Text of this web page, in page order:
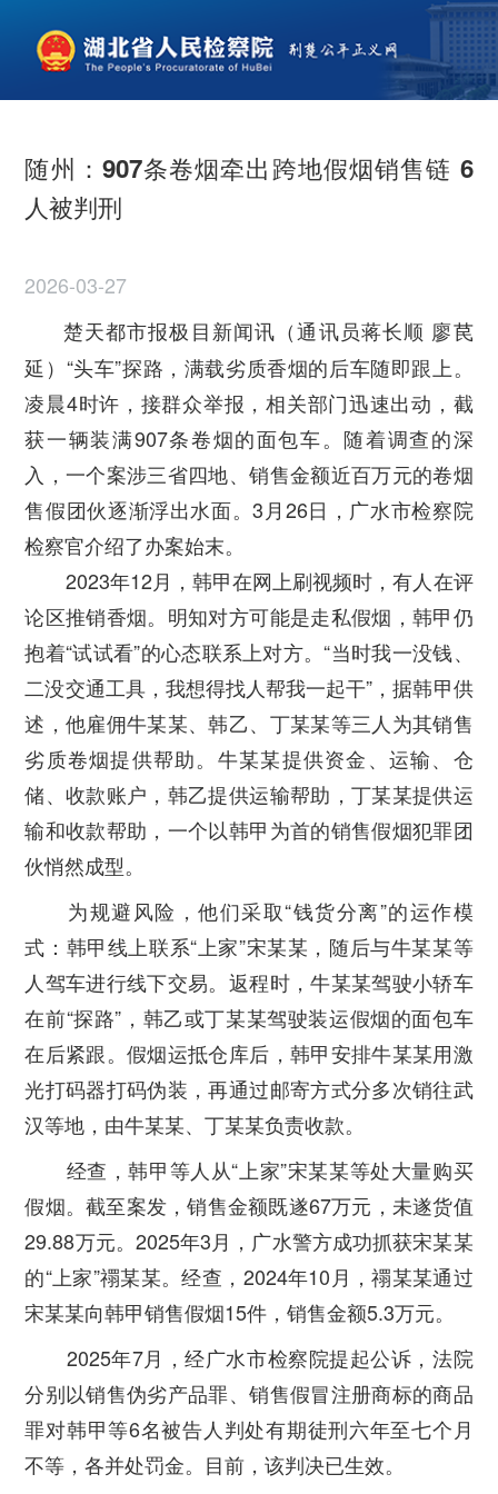
随州：907条卷烟牵出跨地假烟销售链 6
人被判刑
2026-03-27
楚天都市报极目新闻讯（通讯员蒋长顺 廖苠
延）“头车”探路，满载劣质香烟的后车随即跟上。
凌晨4时许，接群众举报，相关部门迅速出动，截
获一辆装满907条卷烟的面包车。随着调查的深
入，一个案涉三省四地、销售金额近百万元的卷烟
售假团伙逐渐浮出水面。3月26日，广水市检察院
检察官介绍了办案始末。
2023年12月，韩甲在网上刷视频时，有人在评
论区推销香烟。明知对方可能是走私假烟，韩甲仍
抱着“试试看”的心态联系上对方。“当时我一没钱、
二没交通工具，我想得找人帮我一起干”，据韩甲供
述，他雇佣牛某某、韩乙、丁某某等三人为其销售
劣质卷烟提供帮助。牛某某提供资金、运输、仓
储、收款账户，韩乙提供运输帮助，丁某某提供运
输和收款帮助，一个以韩甲为首的销售假烟犯罪团
伙悄然成型。
为规避风险，他们采取“钱货分离”的运作模
式：韩甲线上联系“上家”宋某某，随后与牛某某等
人驾车进行线下交易。返程时，牛某某驾驶小轿车
在前“探路”，韩乙或丁某某驾驶装运假烟的面包车
在后紧跟。假烟运抵仓库后，韩甲安排牛某某用激
光打码器打码伪装，再通过邮寄方式分多次销往武
汉等地，由牛某某、丁某某负责收款。
经查，韩甲等人从“上家”宋某某等处大量购买
假烟。截至案发，销售金额既遂67万元，未遂货值
29.88万元。2025年3月，广水警方成功抓获宋某某
的“上家”禤某某。经查，2024年10月，禤某某通过
宋某某向韩甲销售假烟15件，销售金额5.3万元。
2025年7月，经广水市检察院提起公诉，法院
分别以销售伪劣产品罪、销售假冒注册商标的商品
罪对韩甲等6名被告人判处有期徒刑六年至七个月
不等，各并处罚金。目前，该判决已生效。